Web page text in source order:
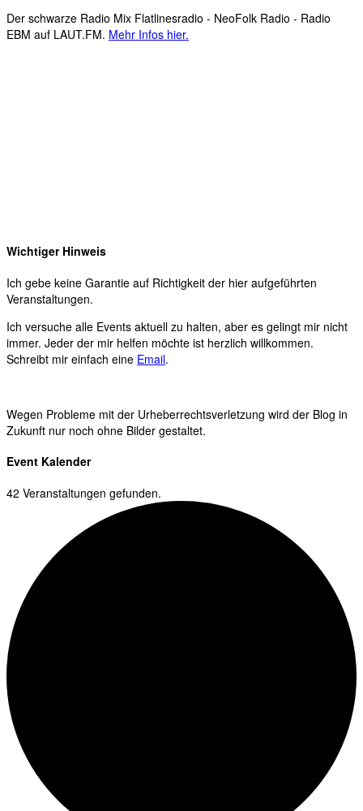
Der schwarze Radio Mix Flatlinesradio - NeoFolk Radio - Radio
EBM auf LAUT.FM. Mehr Infos hier.
Wichtiger Hinweis
Ich gebe keine Garantie auf Richtigkeit der hier aufgeführten
Veranstaltungen.
Ich versuche alle Events aktuell zu halten, aber es gelingt mir nicht
immer. Jeder der mir helfen möchte ist herzlich willkommen.
Schreibt mir einfach eine Email.
Wegen Probleme mit der Urheberrechtsverletzung wird der Blog in
Zukunft nur noch ohne Bilder gestaltet.
Event Kalender
42 Veranstaltungen gefunden.